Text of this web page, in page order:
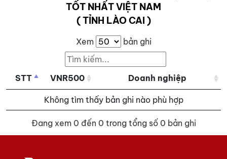
TỐT NHẤT VIỆT NAM
( TỈNH LÀO CAI )
Xem bản ghi
STT VNR500 Doanh nghiệp
Không tìm thấy bản ghi nào phù hợp
Đang xem 0 đến 0 trong tổng số 0 bản ghi